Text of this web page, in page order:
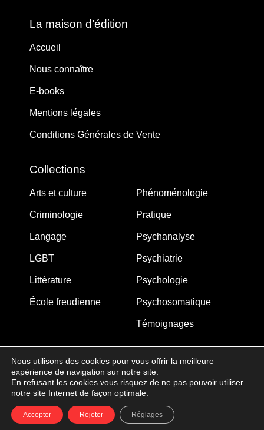
La maison d’édition
Accueil
Nous connaître
E-books
Mentions légales
Conditions Générales de Vente
Collections
Arts et culture
Criminologie
Langage
LGBT
Littérature
École freudienne
Phénoménologie
Pratique
Psychanalyse
Psychiatrie
Psychologie
Psychosomatique
Témoignages
MJW-FEDITION.COM © 2005-2025 – La Gouberdière
14710 Saint-Martin de Blagny
Nous utilisons des cookies pour vous offrir la meilleure
expérience de navigation sur notre site.
En refusant les cookies vous risquez de ne pas pouvoir utiliser
notre site Internet de façon optimale.
Accepter Rejeter Réglages